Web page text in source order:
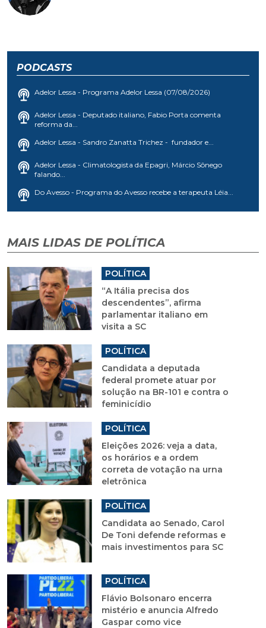
PODCASTS
Adelor Lessa - Programa Adelor Lessa (07/08/2026)
Adelor Lessa - Deputado italiano, Fabio Porta comenta
reforma da...
Adelor Lessa - Sandro Zanatta Trichez - fundador e...
Adelor Lessa - Climatologista da Epagri, Márcio Sônego
falando...
Do Avesso - Programa do Avesso recebe a terapeuta Léia...
MAIS LIDAS DE POLÍTICA
POLÍTICA
“A Itália precisa dos
descendentes”, afirma
parlamentar italiano em
visita a SC
POLÍTICA
Candidata a deputada
federal promete atuar por
solução na BR-101 e contra o
feminicídio
POLÍTICA
Eleições 2026: veja a data,
os horários e a ordem
correta de votação na urna
eletrônica
POLÍTICA
Candidata ao Senado, Carol
De Toni defende reformas e
mais investimentos para SC
POLÍTICA
Flávio Bolsonaro encerra
mistério e anuncia Alfredo
Gaspar como vice